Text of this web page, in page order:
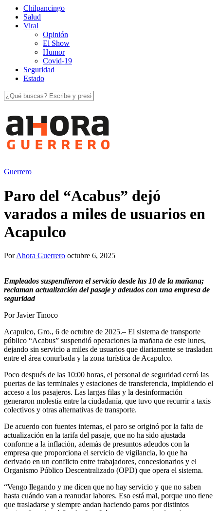
Chilpancingo
Salud
Viral
Opinión
El Show
Humor
Covid-19
Seguridad
Estado
Guerrero
Paro del “Acabus” dejó
varados a miles de usuarios en
Acapulco
PorAhora Guerrero octubre 6, 2025
Empleados suspendieron el servicio desde las 10 de la mañana;
reclaman actualización del pasaje y adeudos con una empresa de
seguridad
Por Javier Tinoco
Acapulco, Gro., 6 de octubre de 2025.– El sistema de transporte
público “Acabus” suspendió operaciones la mañana de este lunes,
dejando sin servicio a miles de usuarios que diariamente se trasladan
entre el área conurbada y la zona turística de Acapulco.
Poco después de las 10:00 horas, el personal de seguridad cerró las
puertas de las terminales y estaciones de transferencia, impidiendo el
acceso a los pasajeros. Las largas filas y la desinformación
generaron molestia entre la ciudadanía, que tuvo que recurrir a taxis
colectivos y otras alternativas de transporte.
De acuerdo con fuentes internas, el paro se originó por la falta de
actualización en la tarifa del pasaje, que no ha sido ajustada
conforme a la inflación, además de presuntos adeudos con la
empresa que proporciona el servicio de vigilancia, lo que ha
derivado en un conflicto entre trabajadores, concesionarios y el
Organismo Público Descentralizado (OPD) que opera el sistema.
“Vengo llegando y me dicen que no hay servicio y que no saben
hasta cuándo van a reanudar labores. Eso está mal, porque uno tiene
que trasladarse y siempre andan haciendo paros por distintos